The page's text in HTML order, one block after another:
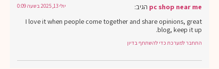
pc shop near me הגיב: יולי 13, 2025 בשעה 0:09
I love it when people come together and share opinions, great
blog, keep it up.
התחבר למערכת כדי להשתתף בדיון